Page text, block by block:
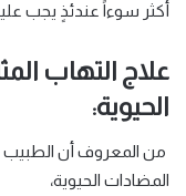
أكثر سوءاً عندئذٍ يجب
علاج التهاب
الحيوية:
من المعروف أن الطبيب
المضادات الحيوية،